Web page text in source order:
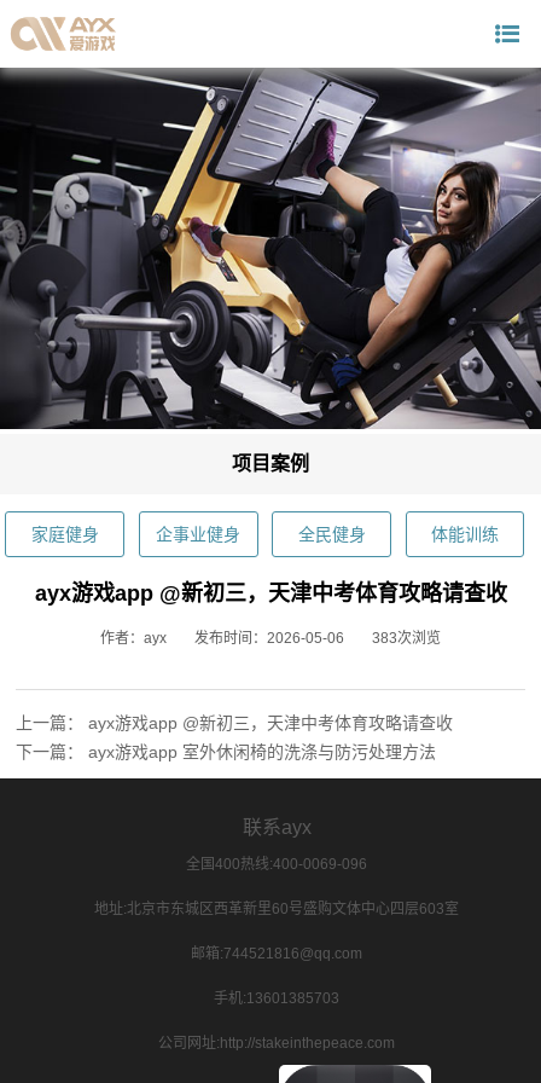
项目案例
家庭健身 企事业健身 全民健身 体能训练
ayx游戏app @新初三，天津中考体育攻略请查收
作者：ayx 发布时间：2026-05-06 383次浏览
上一篇：ayx游戏app @新初三，天津中考体育攻略请查收
下一篇：ayx游戏app 室外休闲椅的洗涤与防污处理方法
联系ayx
全国400热线:400-0069-096
地址:北京市东城区西革新里60号盛购文体中心四层603室
邮箱:744521816@qq.com
手机:13601385703
公司网址:http://stakeinthepeace.com